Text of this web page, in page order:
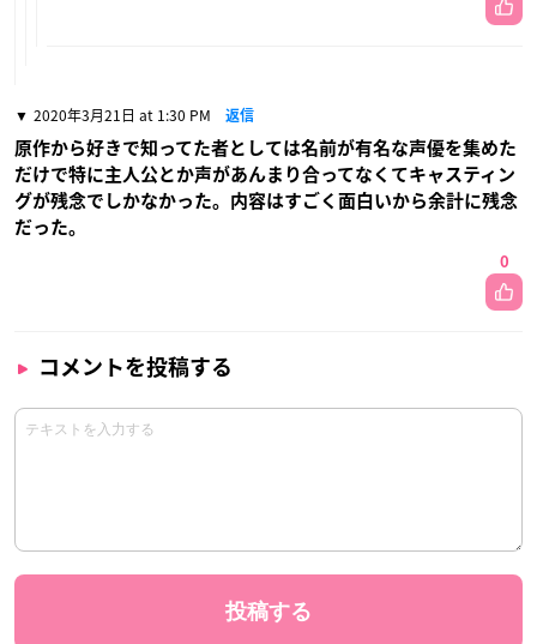
2020年3月21日 at 1:30 PM 返信
原作から好きで知ってた者としては名前が有名な声優を集めた
だけで特に主人公とか声があんまり合ってなくてキャスティン
グが残念でしかなかった。内容はすごく面白いから余計に残念
だった。
0
コメントを投稿する